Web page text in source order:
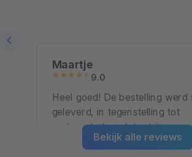
Maartje
9.0
Heel goed! De bestelling werd
geleverd, in tegenstelling tot
andere drukwerk bedrijven
het eigenlijk altijd vertraagd is.
Bekijk alle reviews